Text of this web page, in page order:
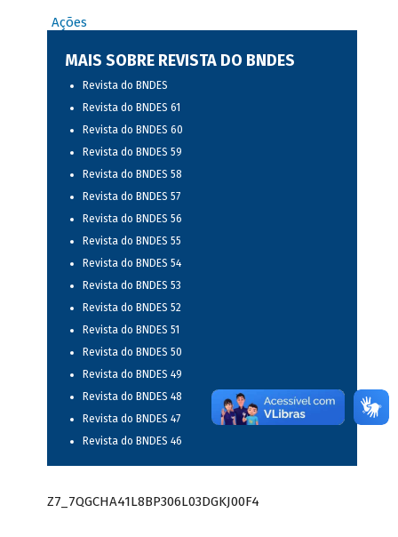
Ações
MAIS SOBRE REVISTA DO BNDES
Revista do BNDES
Revista do BNDES 61
Revista do BNDES 60
Revista do BNDES 59
Revista do BNDES 58
Revista do BNDES 57
Revista do BNDES 56
Revista do BNDES 55
Revista do BNDES 54
Revista do BNDES 53
Revista do BNDES 52
Revista do BNDES 51
Revista do BNDES 50
Revista do BNDES 49
Revista do BNDES 48
Revista do BNDES 47
Revista do BNDES 46
Z7_7QGCHA41L8BP306L03DGKJ00F4